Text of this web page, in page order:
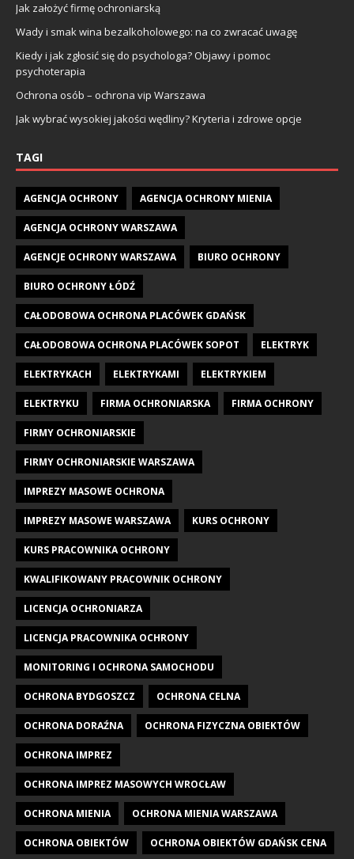
Jak założyć firmę ochroniarską
Wady i smak wina bezalkoholowego: na co zwracać uwagę
Kiedy i jak zgłosić się do psychologa? Objawy i pomoc
psychoterapia
Ochrona osób – ochrona vip Warszawa
Jak wybrać wysokiej jakości wędliny? Kryteria i zdrowe opcje
TAGI
AGENCJA OCHRONY AGENCJA OCHRONY MIENIA
AGENCJA OCHRONY WARSZAWA
AGENCJE OCHRONY WARSZAWA BIURO OCHRONY
BIURO OCHRONY ŁÓDŹ
CAŁODOBOWA OCHRONA PLACÓWEK GDAŃSK
CAŁODOBOWA OCHRONA PLACÓWEK SOPOT ELEKTRYK
ELEKTRYKACH ELEKTRYKAMI ELEKTRYKIEM
ELEKTRYKU FIRMA OCHRONIARSKA FIRMA OCHRONY
FIRMY OCHRONIARSKIE
FIRMY OCHRONIARSKIE WARSZAWA
IMPREZY MASOWE OCHRONA
IMPREZY MASOWE WARSZAWA KURS OCHRONY
KURS PRACOWNIKA OCHRONY
KWALIFIKOWANY PRACOWNIK OCHRONY
LICENCJA OCHRONIARZA
LICENCJA PRACOWNIKA OCHRONY
MONITORING I OCHRONA SAMOCHODU
OCHRONA BYDGOSZCZ OCHRONA CELNA
OCHRONA DORAŹNA OCHRONA FIZYCZNA OBIEKTÓW
OCHRONA IMPREZ
OCHRONA IMPREZ MASOWYCH WROCŁAW
OCHRONA MIENIA OCHRONA MIENIA WARSZAWA
OCHRONA OBIEKTÓW OCHRONA OBIEKTÓW GDAŃSK CENA